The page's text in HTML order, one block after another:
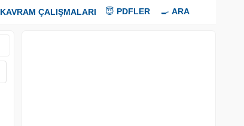
KAVRAM ÇALIŞMALARI 😇 PDFLER 🍳 ARA